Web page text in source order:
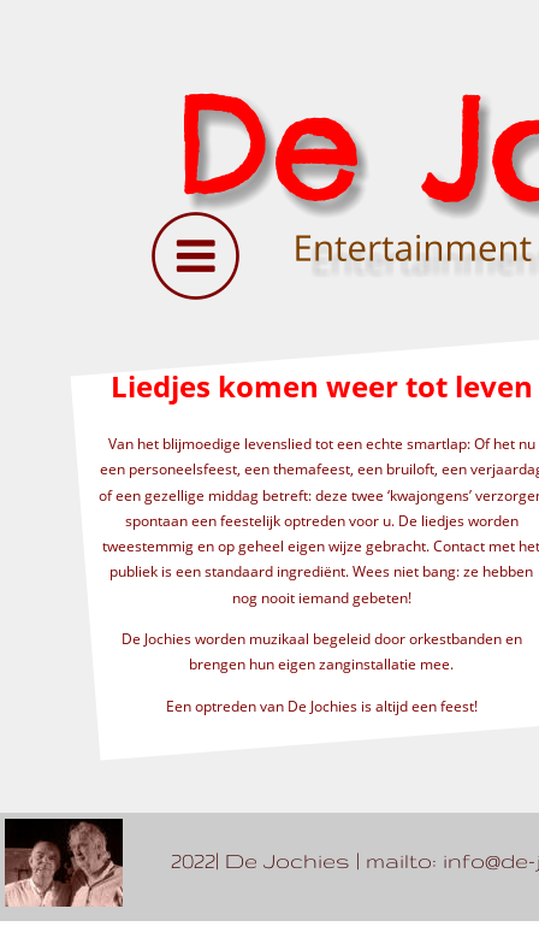
2022| De Jochies | mailto: info@de-
Liedjes komen weer tot leven
Van het blijmoedige levenslied tot een echte smartlap: Of het nu
een personeelsfeest, een themafeest, een bruiloft, een
of een gezellige middag betreft: deze twee ‘kwajongens’
spontaan een feestelijk optreden voor u. De liedjes worden
tweestemmig en op geheel eigen wijze gebracht. Contact met
publiek is een standaard ingrediënt. Wees niet bang: ze hebben
nog nooit iemand gebeten!
De Jochies worden muzikaal begeleid door orkestbanden en
brengen hun eigen zanginstallatie mee.
Een optreden van De Jochies is altijd een feest!